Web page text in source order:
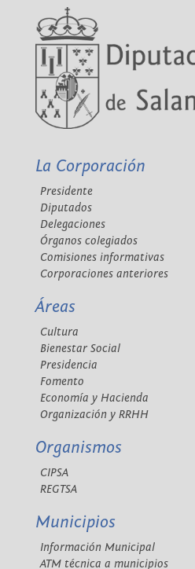
La Corporación
Presidente
Diputados
Delegaciones
Órganos colegiados
Comisiones informativas
Corporaciones anteriores
Áreas
Cultura
Bienestar Social
Presidencia
Fomento
Economía y Hacienda
Organización y RRHH
Organismos
CIPSA
REGTSA
Municipios
Información Municipal
ATM técnica a municipios